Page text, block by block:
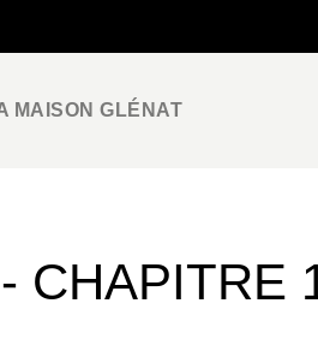
MAISON GLÉNAT
CHAPITRE